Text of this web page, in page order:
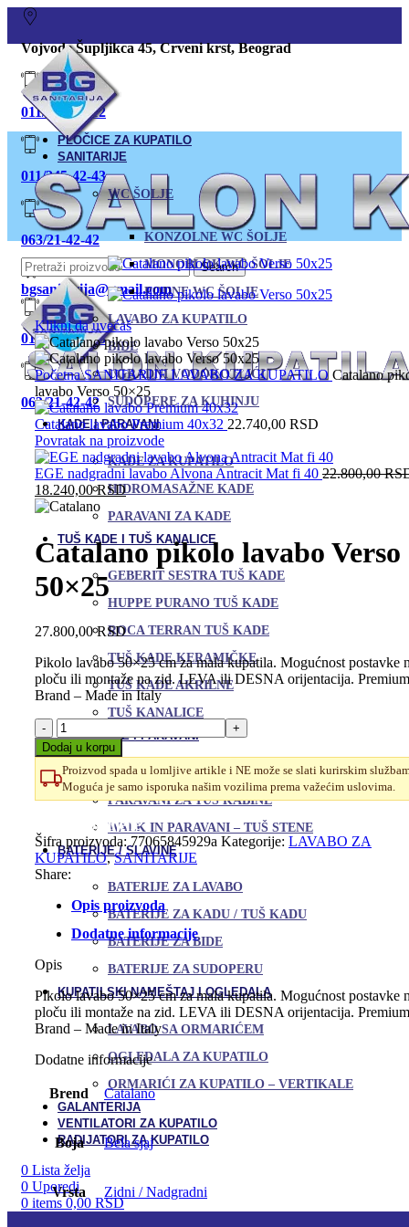
Vojvode Šupljikca 45, Crveni krst, Beograd
011/380-80-12
011/245-42-43
063/21-42-42
bgsanitarija@gmail.com
011 245-42-43
063/21-42-42
Search
PLOČICE ZA KUPATILO
SANITARIJE
WC ŠOLJE
KONZOLNE WC ŠOLJE
MONOBLOK WC ŠOLJE
PODNE WC ŠOLJE
LAVABO ZA KUPATILO
BIDE
UGRADNI VODOKOTLIĆI
SUDOPERE ZA KUHINJU
KADE I PARAVANI
KADE ZA KUPATILO
HIDROMASAŽNE KADE
PARAVANI ZA KADE
TUŠ KADE I TUŠ KANALICE
GEBERIT SESTRA TUŠ KADE
HUPPE PURANO TUŠ KADE
ROCA TERRAN TUŠ KADE
TUŠ KADE KERAMIČKE
TUŠ KADE AKRILNE
TUŠ KANALICE
TUŠ KABINE I PARAVANI
TUŠ KABINE
PARAVANI ZA TUŠ KABINE
WALK IN PARAVANI – TUŠ STENE
BATERIJE / SLAVINE
BATERIJE ZA LAVABO
BATERIJE ZA KADU / TUŠ KADU
BATERIJE ZA BIDE
BATERIJE ZA SUDOPERU
KUPATILSKI NAMEŠTAJ I OGLEDALA
LAVABO SA ORMARIĆEM
OGLEDALA ZA KUPATILO
ORMARIĆI ZA KUPATILO – VERTIKALE
GALANTERIJA
VENTILATORI ZA KUPATILO
RADIJATORI ZA KUPATILO
0 Lista želja
0 Uporedi
0 items 0,00 RSD
Klikni da uvećaš
PočetnaSANITARIJELAVABO ZA KUPATILO Catalano
lavabo Verso 50×25
Catalano lavabo Premium 40x32 22.740,00 RSD
Povratak na proizvode
EGE nadgradni lavabo Alvona Antracit Mat fi 40 22.800,00
18.240,00RSDTrenutna
je:
18.240,00 RSD.
Catalano pikolo lavabo Verso
50×25
27.800,00RSD
Pikolo lavabo 50×25 cm za mala kupatila. Mogućnost postavke
ploču ili montaže na zid. LEVA ili DESNA orijentacija. Premium
Brand – Made in Italy
Catalano
pikolo
lavabo
Verso
50x25
količina
Dodaj u korpu
Proizvod spada u lomljive artikle i NE može se slati kurirskim
Moguća je samo isporuka našim vozilima prema važećim uslovima.
Dodaj u omiljene
Šifra proizvoda: 77065845929a Kategorije: LAVABO ZA
KUPATILO, SANITARIJE
Share:
Opis proizvoda
Dodatne informacije
Opis
Pikolo lavabo 50×25 cm za mala kupatila. Mogućnost postavke
ploču ili montaže na zid. LEVA ili DESNA orijentacija. Premium
Brand – Made in Italy
Dodatne informacije
Brend Catalano
Boja Bela sjaj
Vrsta Zidni / Nadgradni